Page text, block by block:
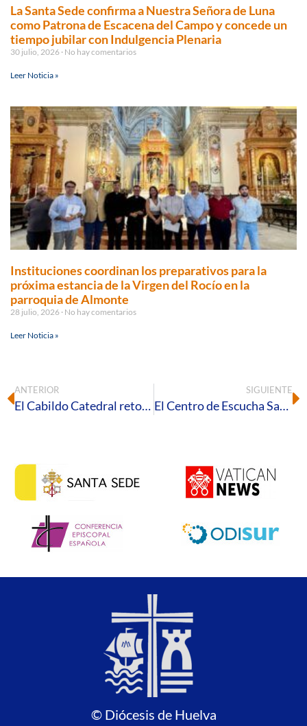
La Santa Sede confirma a Nuestra Señora de Luna
como Patrona de Escacena del Campo y concede un
tiempo jubilar con Indulgencia Plenaria
30 julio, 2026 No hay comentarios
Leer Noticia »
Instituciones coordinan los preparativos para la
próxima estancia de la Virgen del Rocío en la
parroquia de Almonte
28 julio, 2026 No hay comentarios
Leer Noticia »
ANTERIOR
El Cabildo Catedral retoma la Santa Misa Capitular
SIGUIENTE
El Centro de Escucha San Camilo organiza un Curso Básico de Duelo
© Diócesis de Huelva